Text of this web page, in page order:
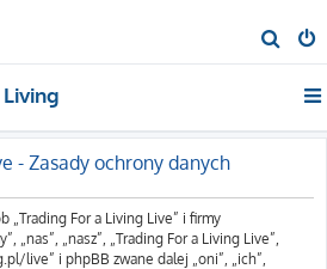
z
- Zasady ochrony danych
„Trading For a Living Live” i firmy
„nas”, „nasz”, „Trading For a Living Live”,
live” i phpBB zwane dalej „oni”, „ich”,